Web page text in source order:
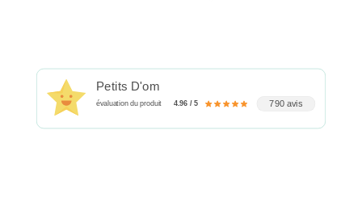
Petits D'om
évaluation du produit 4.96 / 5 790 avis